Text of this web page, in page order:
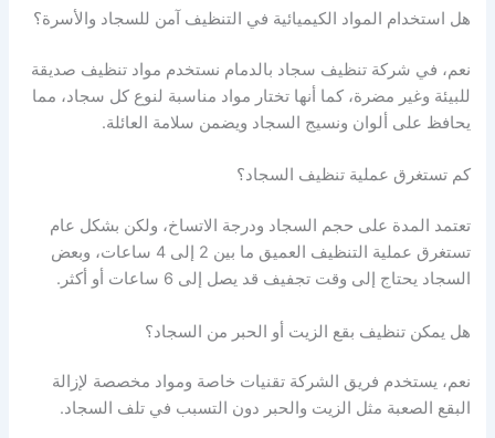
هل استخدام المواد الكيميائية في التنظيف آمن للسجاد والأسرة؟
نعم، في شركة تنظيف سجاد بالدمام نستخدم مواد تنظيف صديقة
للبيئة وغير مضرة، كما أنها تختار مواد مناسبة لنوع كل سجاد، مما
يحافظ على ألوان ونسيج السجاد ويضمن سلامة العائلة.
كم تستغرق عملية تنظيف السجاد؟
تعتمد المدة على حجم السجاد ودرجة الاتساخ، ولكن بشكل عام
تستغرق عملية التنظيف العميق ما بين 2 إلى 4 ساعات، وبعض
السجاد يحتاج إلى وقت تجفيف قد يصل إلى 6 ساعات أو أكثر.
هل يمكن تنظيف بقع الزيت أو الحبر من السجاد؟
نعم، يستخدم فريق الشركة تقنيات خاصة ومواد مخصصة لإزالة
البقع الصعبة مثل الزيت والحبر دون التسبب في تلف السجاد.